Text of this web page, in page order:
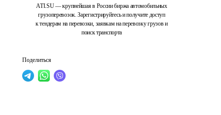
ATI.SU — крупнейшая в России биржа автомобильных
грузоперевозок. Зарегистрируйтесь и получите доступ
к тендерам на перевозки, заявкам на перевозку грузов и
поиск транспорта
Поделиться